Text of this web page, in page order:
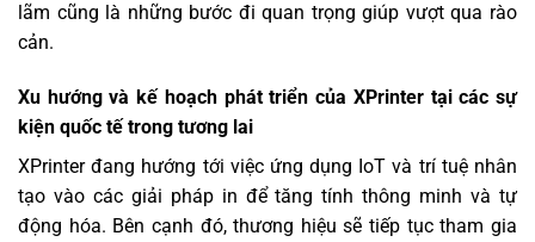
lãm cũng là những bước đi quan trọng giúp vượt qua rào
cản.
Xu hướng và kế hoạch phát triển của XPrinter tại các sự
kiện quốc tế trong tương lai
XPrinter đang hướng tới việc ứng dụng IoT và trí tuệ nhân
tạo vào các giải pháp in để tăng tính thông minh và tự
động hóa. Bên cạnh đó, thương hiệu sẽ tiếp tục tham gia